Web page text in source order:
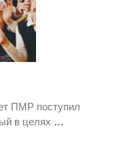
ПМР поступил
в целях …